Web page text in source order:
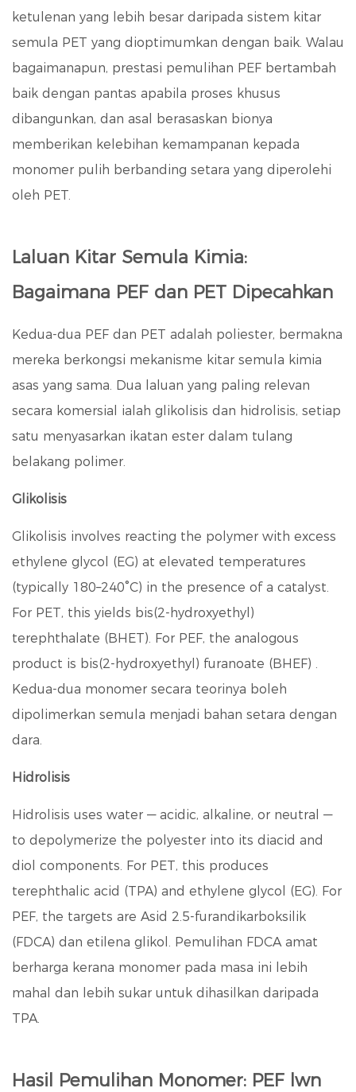
ketulenan yang lebih besar daripada sistem kitar
semula PET yang dioptimumkan dengan baik. Walau
bagaimanapun, prestasi pemulihan PEF bertambah
baik dengan pantas apabila proses khusus
dibangunkan, dan asal berasaskan bionya
memberikan kelebihan kemampanan kepada
monomer pulih berbanding setara yang diperolehi
oleh PET.
Laluan Kitar Semula Kimia:
Bagaimana PEF dan PET Dipecahkan
Kedua-dua PEF dan PET adalah poliester, bermakna
mereka berkongsi mekanisme kitar semula kimia
asas yang sama. Dua laluan yang paling relevan
secara komersial ialah glikolisis dan hidrolisis, setiap
satu menyasarkan ikatan ester dalam tulang
belakang polimer.
Glikolisis
Glikolisis involves reacting the polymer with excess
ethylene glycol (EG) at elevated temperatures
(typically 180–240°C) in the presence of a catalyst.
For PET, this yields bis(2-hydroxyethyl)
terephthalate (BHET). For PEF, the analogous
product is bis(2-hydroxyethyl) furanoate (BHEF) .
Kedua-dua monomer secara teorinya boleh
dipolimerkan semula menjadi bahan setara dengan
dara.
Hidrolisis
Hidrolisis uses water — acidic, alkaline, or neutral —
to depolymerize the polyester into its diacid and
diol components. For PET, this produces
terephthalic acid (TPA) and ethylene glycol (EG). For
PEF, the targets are Asid 2.5-furandikarboksilik
(FDCA) dan etilena glikol. Pemulihan FDCA amat
berharga kerana monomer pada masa ini lebih
mahal dan lebih sukar untuk dihasilkan daripada
TPA.
Hasil Pemulihan Monomer: PEF lwn